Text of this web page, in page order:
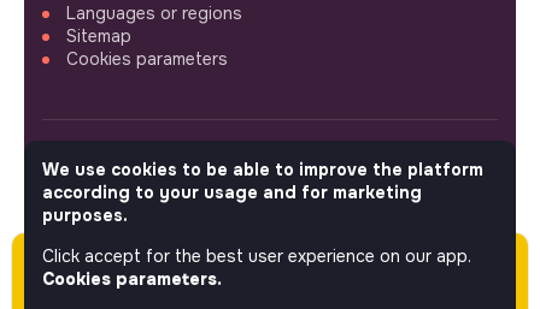
Please note this job was posted over 60 days
ago (05-11-2026) and may or may not have
Languages or regions
Sitemap
Cookies parameters
FOLLOW US
© 2026 jobs that makesense.
We use cookies to be able to improve the platform
according to your usage and for marketing
purposes.
Click accept for the best user experience on our app.
Cookies parameters.